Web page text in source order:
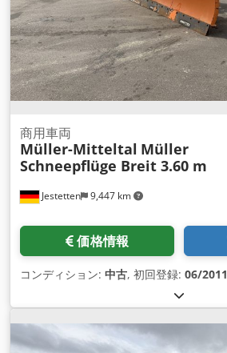
Jestetten 9,447 km
商用車両
Müller-Mitteltal Müller
Schneepflüge Breit 3.60 m
価格情報
コンディション: 中古, 初回登録: 06/2011